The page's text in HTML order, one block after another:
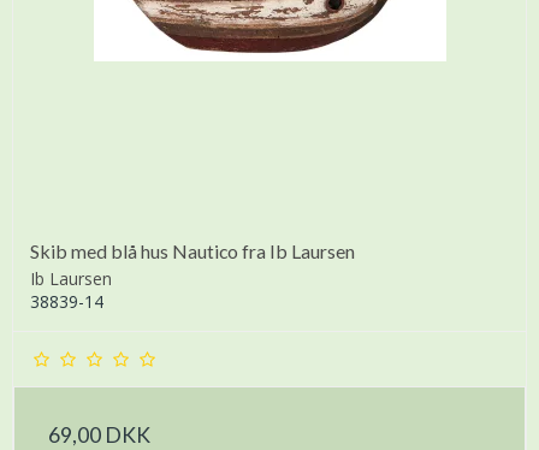
Skib med blå hus Nautico fra Ib Laursen
Ib Laursen
38839-14
69,00 DKK